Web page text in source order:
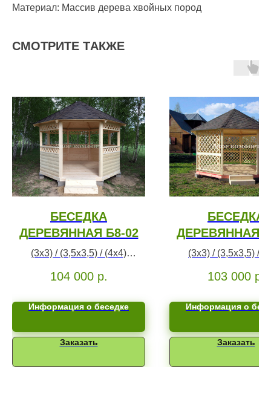
Материал: Массив дерева хвойных пород
СМOТРИТE ТAКЖE
БЕСЕДКА
ДЕРЕВЯННАЯ Б8-02
(3х3) / (3,5х3,5) / (4х4)
104 000 р.
Информация о беседке
Заказать
БЕСЕДКА
ДЕРЕВЯННАЯ
(3х3) / (3,5х3,5) /
103 000 р.
Информация о
Заказать